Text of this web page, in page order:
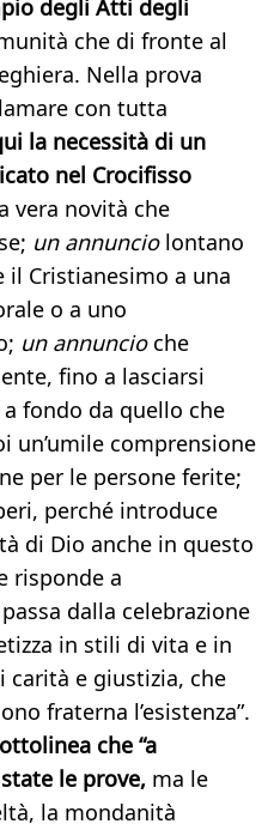
degli Atti degli
che di fronte al
Nella prova
con tutta
la necessità di un
nel Crocifisso
vera novità che
un annunciolontano
Cristianesimo a una
o a uno
un annuncioche
fino a lasciarsi
fondo da quello che
un’umile comprensione
per le persone ferite;
perché introduce
di Dio anche in questo
risponde a
dalla celebrazione
in stili di vita e in
carità e giustizia, che
fraterna l’esistenza”.
che “a
le prove, ma le
la mondanità